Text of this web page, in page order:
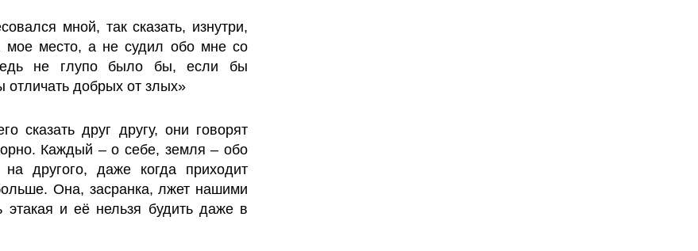
мной, так сказать, изнутри,
мое место, а не судил обо мне со
не глупо было бы, если бы
отличать добрых от злых»
сказать друг другу, они говорят
Каждый – о себе, земля – обо
другого, даже когда приходит
Она, засранка, лжет нашими
и её нельзя будить даже в